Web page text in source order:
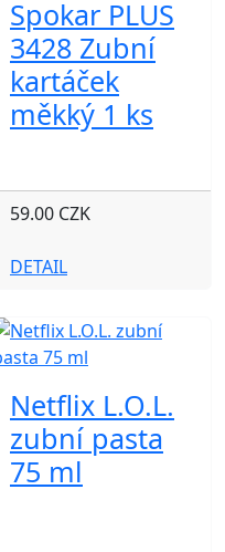
Spokar PLUS
3428 Zubní
kartáček
měkký 1 ks
59.00 CZK
DETAIL
Netflix L.O.L.
zubní pasta
75 ml